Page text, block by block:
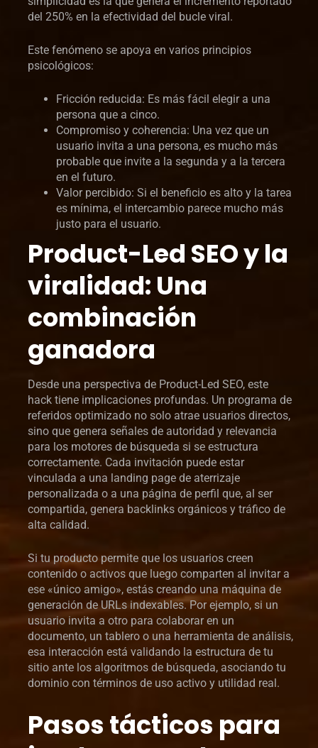
del 250% en la efectividad del bucle viral.
Este fenómeno se apoya en varios principios
psicológicos:
Fricción reducida: Es más fácil elegir a una
persona que a cinco.
Compromiso y coherencia: Una vez que un
usuario invita a una persona, es mucho más
probable que invite a la segunda y a la tercera
en el futuro.
Valor percibido: Si el beneficio es alto y la tarea
es mínima, el intercambio parece mucho más
justo para el usuario.
Product-Led SEO y la
viralidad: Una
combinación
ganadora
Desde una perspectiva de Product-Led SEO, este
hack tiene implicaciones profundas. Un programa de
referidos optimizado no solo atrae usuarios directos,
sino que genera señales de autoridad y relevancia
para los motores de búsqueda si se estructura
correctamente. Cada invitación puede estar
vinculada a una landing page de aterrizaje
personalizada o a una página de perfil que, al ser
compartida, genera backlinks orgánicos y tráfico de
alta calidad.
Si tu producto permite que los usuarios creen
contenido o activos que luego comparten al invitar a
ese «único amigo», estás creando una máquina de
generación de URLs indexables. Por ejemplo, si un
usuario invita a otro para colaborar en un
documento, un tablero o una herramienta de análisis,
esa interacción está validando la estructura de tu
sitio ante los algoritmos de búsqueda, asociando tu
dominio con términos de uso activo y utilidad real.
Pasos tácticos para